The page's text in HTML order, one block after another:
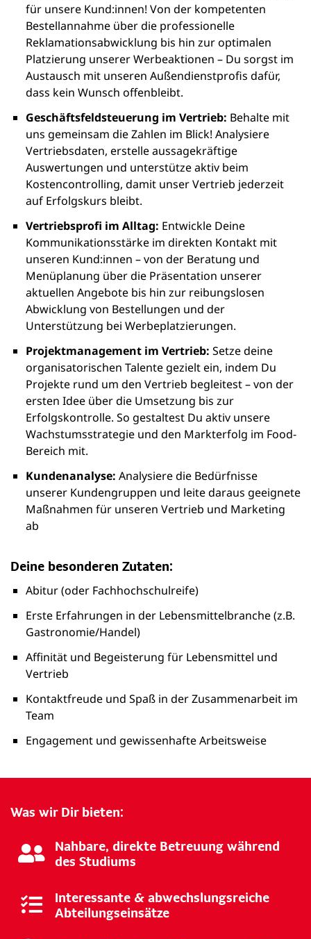
für unsere Kund:innen! Von der kompetenten
Bestellannahme über die professionelle
Reklamationsabwicklung bis hin zur optimalen
Platzierung unserer Werbeaktionen – Du sorgst im
Austausch mit unseren Außendienstprofis dafür,
dass kein Wunsch offenbleibt.
Geschäftsfeldsteuerung im Vertrieb: Behalte mit
uns gemeinsam die Zahlen im Blick! Analysiere
Vertriebsdaten, erstelle aussagekräftige
Auswertungen und unterstütze aktiv beim
Kostencontrolling, damit unser Vertrieb jederzeit
auf Erfolgskurs bleibt.
Vertriebsprofi im Alltag: Entwickle Deine
Kommunikationsstärke im direkten Kontakt mit
unseren Kund:innen – von der Beratung und
Menüplanung über die Präsentation unserer
aktuellen Angebote bis hin zur reibungslosen
Abwicklung von Bestellungen und der
Unterstützung bei Werbeplatzierungen.
Projektmanagement im Vertrieb: Setze deine
organisatorischen Talente gezielt ein, indem Du
Projekte rund um den Vertrieb begleitest – von der
ersten Idee über die Umsetzung bis zur
Erfolgskontrolle. So gestaltest Du aktiv unsere
Wachstumsstrategie und den Markterfolg im Food-
Bereich mit.
Kundenanalyse: Analysiere die Bedürfnisse
unserer Kundengruppen und leite daraus geeignete
Maßnahmen für unseren Vertrieb und Marketing
ab
Deine besonderen Zutaten:
Abitur (oder Fachhochschulreife)
Erste Erfahrungen in der Lebensmittelbranche (z.B.
Gastronomie/Handel)
Affinität und Begeisterung für Lebensmittel und
Vertrieb
Kontaktfreude und Spaß in der Zusammenarbeit im
Team
Engagement und gewissenhafte Arbeitsweise
Was wir Dir bieten:
Nahbare, direkte Betreuung während
des Studiums
Interessante & abwechslungsreiche
Abteilungseinsätze